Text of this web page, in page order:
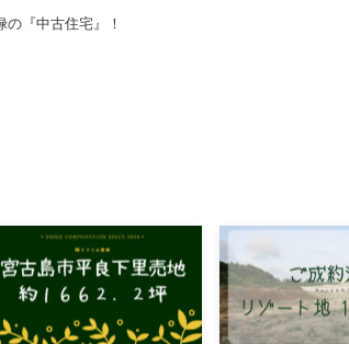
の『中古住宅』！